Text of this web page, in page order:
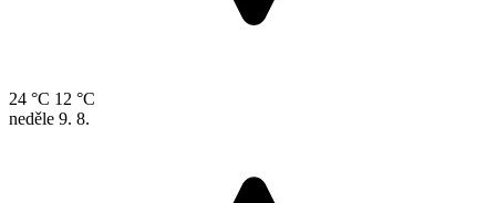
24 °C 12 °C
neděle 9. 8.